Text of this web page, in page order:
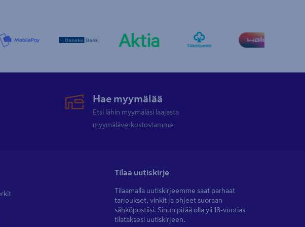
Hae myymälää
Etsi lähin myymäläsi laajasta
myymäläverkostostamme
Tilaa uutiskirje
Tilaamalla uutiskirjeemme saat parhaat
tarjoukset, vinkit ja ohjeet suoraan
sähköpostiisi. Sinun pitää olla yli 18-vuotias
tilataksesi uutiskirjeen.